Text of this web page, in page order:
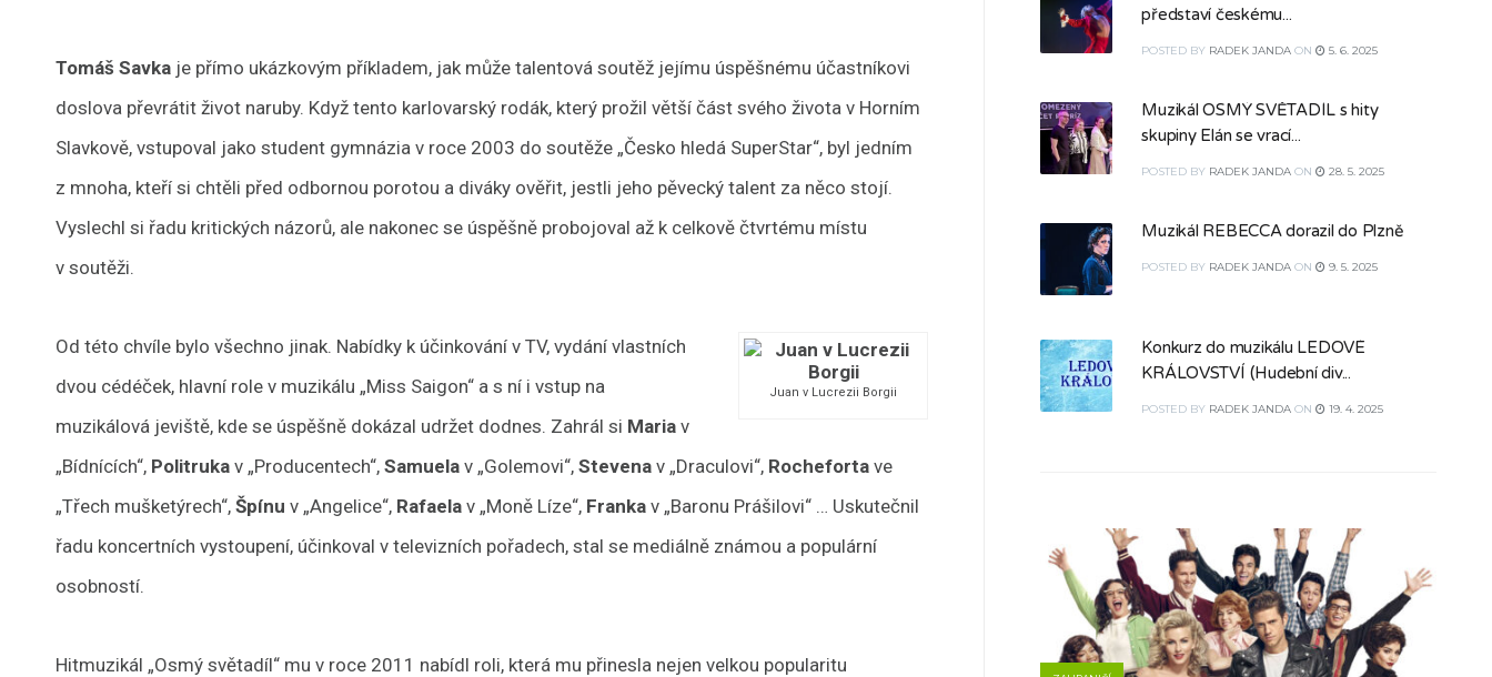
Tomáš Savka je přímo ukázkovým příkladem, jak může talentová soutěž jejímu úspěšnému účastníkovi
doslova převrátit život naruby. Když tento karlovarský rodák, který prožil větší část svého života v Horním
Slavkově, vstupoval jako student gymnázia v roce 2003 do soutěže „Česko hledá SuperStar“, byl jedním
z mnoha, kteří si chtěli před odbornou porotou a diváky ověřit, jestli jeho pěvecký talent za něco stojí.
Vyslechl si řadu kritických názorů, ale nakonec se úspěšně probojoval až k celkově čtvrtému místu
v soutěži.
Juan v Lucrezii Borgii
Od této chvíle bylo všechno jinak. Nabídky k účinkování v TV, vydání vlastních
dvou cédéček, hlavní role v muzikálu „Miss Saigon“ a s ní i vstup na
muzikálová jeviště, kde se úspěšně dokázal udržet dodnes. Zahrál si Maria v
„Bídnících“, Politruka v „Producentech“,Samuela v „Golemovi“,Stevena v „Draculovi“, Rocheforta ve
„Třech mušketýrech“,Špínu v „Angelice“, Rafaela v „Moně Líze“, Franka v „Baronu Prášilovi“ … Uskutečnil
řadu koncertních vystoupení, účinkoval v televizních pořadech, stal se mediálně známou a populární
osobností.
Hitmuzikál „Osmý světadíl“ mu v roce 2011 nabídl roli, která mu přinesla nejen velkou popularitu
představí českému...
POSTED BY RADEK JANDA ON 5. 6. 2025
Muzikál OSMÝ SVĚTADÍL s hity
skupiny Elán se vrací...
POSTED BY RADEK JANDA ON 28. 5. 2025
Muzikál REBECCA dorazil do Plzně
POSTED BY RADEK JANDA ON 9. 5. 2025
Konkurz do muzikálu LEDOVÉ
KRÁLOVSTVÍ (Hudební div...
POSTED BY RADEK JANDA ON 19. 4. 2025